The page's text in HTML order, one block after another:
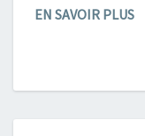
EN SAVOIR PLUS